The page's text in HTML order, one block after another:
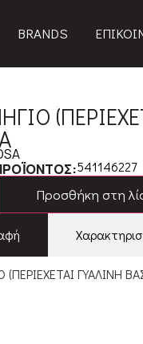
BRANDS
541146227
Προσθήκη στη
ΓΥΑΛΙΝΗ